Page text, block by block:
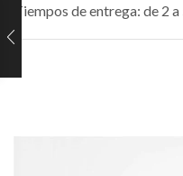
Tiempos de entrega: de 2